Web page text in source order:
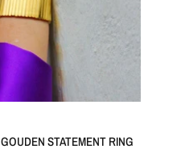
STATEMENT RING